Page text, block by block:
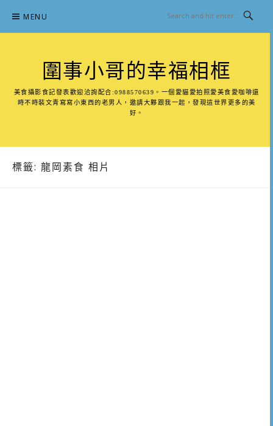
content
MENU
圍事小哥的幸福相框
美食攝影食記發表歡迎洽詢配合:0988570639。一個愛貓愛拍照愛美食愛咖啡還
時不時裝文青寫寫小東西的老男人，邀請大夥跟我一起，發現這世界更多的美
好。
標籤: 龍岡素食 相片